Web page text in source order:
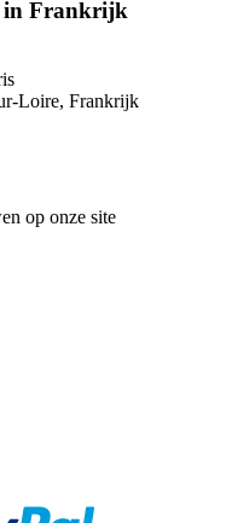
in Frankrijk
Loire, Frankrijk
op onze site